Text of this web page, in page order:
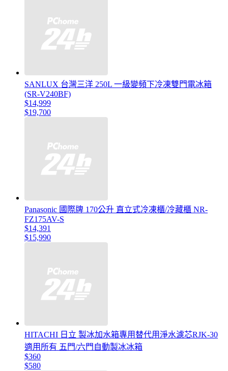
SANLUX 台灣三洋 250L 一級變頻下冷凍雙門電冰箱
(SR-V240BF)
$14,999
$19,700
Panasonic 國際牌 170公升 直立式冷凍櫃/冷藏櫃 NR-
FZ175AV-S
$14,391
$15,990
HITACHI 日立 製冰加水箱專用替代用淨水濾芯RJK-30
適用所有 五門/六門自動製冰冰箱
$360
$580